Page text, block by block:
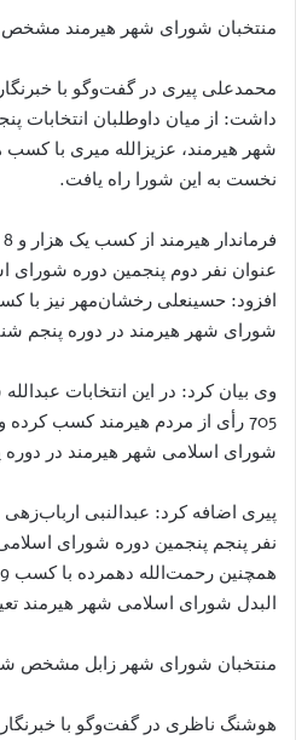
منتخبان شورای شهر هیرمند
محمدعلی پیری در گفت‌وگو با
داشت: از میان داوطلبان انتخابات
نخست به این شورا راه یافت.
عنوان نفر دوم پنجمین دوره شورای
شورای شهر هیرمند در دوره پنجم
وی بیان کرد: در این انتخابات
705 رأی از مردم هیرمند کسب
شورای اسلامی شهر هیرمند در
نفر پنجم پنجمین دوره شورای
البدل شورای اسلامی شهر هیرمند
منتخبان شورای شهر زابل مشخص
هوشنگ ناظری در گفت‌وگو با